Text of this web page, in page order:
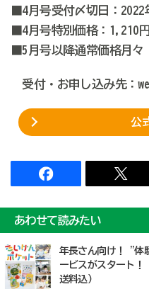
■4月号受付〆切日：2022
■4月号特別価格：1,210
■5月号以降通常価格月
受付・お申し込み先：
公
あわせて読みたい
年長さん向け！ "体
ービスがスタート！
送料込）